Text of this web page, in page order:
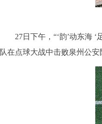
27日下午，“‘韵’动东海
队在点球大战中击败泉州公